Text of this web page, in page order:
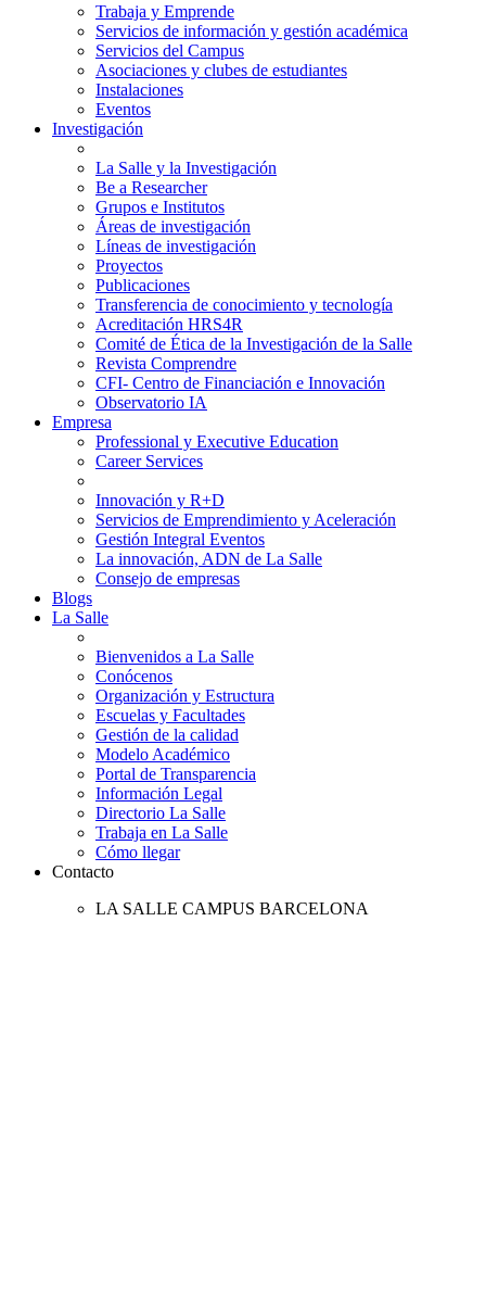
Trabaja y Emprende
Servicios de información y gestión académica
Servicios del Campus
Asociaciones y clubes de estudiantes
Instalaciones
Eventos
Investigación
La Salle y la Investigación
Be a Researcher
Grupos e Institutos
Áreas de investigación
Líneas de investigación
Proyectos
Publicaciones
Transferencia de conocimiento y tecnología
Acreditación HRS4R
Comité de Ética de la Investigación de la Salle
Revista Comprendre
CFI- Centro de Financiación e Innovación
Observatorio IA
Empresa
Professional y Executive Education
Career Services
Innovación y R+D
Servicios de Emprendimiento y Aceleración
Gestión Integral Eventos
La innovación, ADN de La Salle
Consejo de empresas
Blogs
La Salle
Bienvenidos a La Salle
Conócenos
Organización y Estructura
Escuelas y Facultades
Gestión de la calidad
Modelo Académico
Portal de Transparencia
Información Legal
Directorio La Salle
Trabaja en La Salle
Cómo llegar
Contacto
LA SALLE CAMPUS BARCELONA